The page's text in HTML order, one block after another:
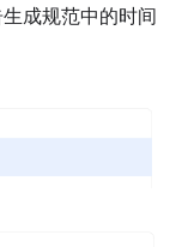
成规范中的时间